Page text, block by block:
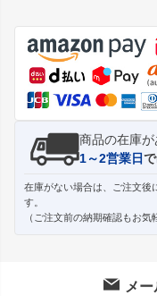
商品の在庫
1～2営業日
在庫がない場合は、ご注文後
す。
（ご注文前の納期確認もお気
メ